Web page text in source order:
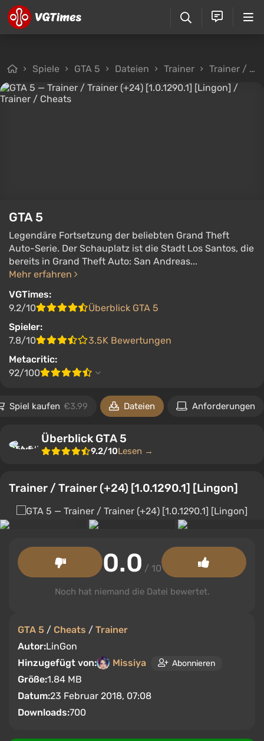
Spiele GTA 5 Dateien Trainer Trainer / Trainer (+24) [1.0.1290.1] [Lingon]
GTA 5
Legendäre Fortsetzung der beliebten Grand Theft
Auto-Serie. Der Schauplatz ist die Stadt Los Santos, die
bereits in Grand Theft Auto: San Andreas...
Mehr erfahren
VGTimes:
9.2/10
Überblick GTA 5
Spieler:
7.8/10
3.5K Bewertungen
Metacritic:
92/100
Spiel kaufen €3.99 Dateien Anforderungen
Überblick GTA 5
9.2/10Lesen →
Trainer / Trainer (+24) [1.0.1290.1] [Lingon]
GTA 5 / Cheats / Trainer
Autor:LinGon
Hinzugefügt von:
Missiya Abonnieren
Größe:1.84 MB
Datum:23 Februar 2018, 07:08
Downloads:700
0.0 / 10
Noch hat niemand die Datei bewertet.